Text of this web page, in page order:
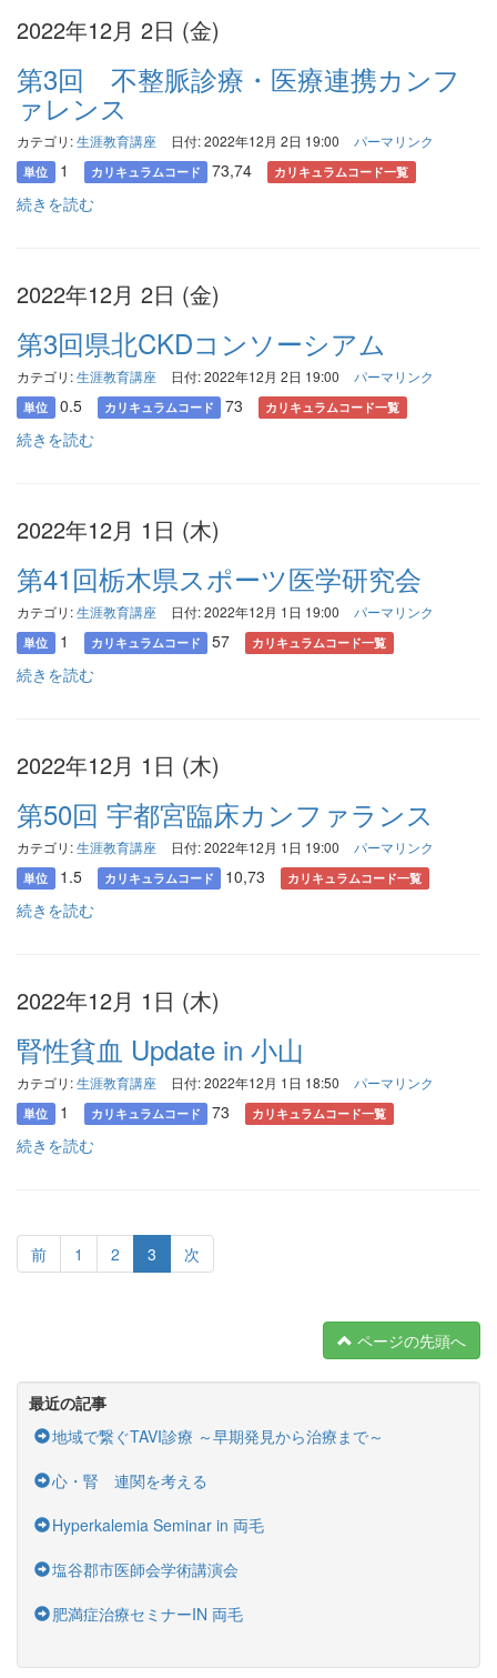
2022年12月 2日 (金)
第3回 不整脈診療・医療連携カンフ
ァレンス
カテゴリ:生涯教育講座 日付: 2022年12月 2日 19:00 パーマリンク
単位 1 カリキュラムコード 73,74 カリキュラムコード一覧
続きを読む
2022年12月 2日 (金)
第3回県北CKDコンソーシアム
カテゴリ:生涯教育講座 日付: 2022年12月 2日 19:00 パーマリンク
単位 0.5 カリキュラムコード 73 カリキュラムコード一覧
続きを読む
2022年12月 1日 (木)
第41回栃木県スポーツ医学研究会
カテゴリ:生涯教育講座 日付: 2022年12月 1日 19:00 パーマリンク
単位 1 カリキュラムコード 57 カリキュラムコード一覧
続きを読む
2022年12月 1日 (木)
第50回 宇都宮臨床カンファランス
カテゴリ:生涯教育講座 日付: 2022年12月 1日 19:00 パーマリンク
単位 1.5 カリキュラムコード 10,73 カリキュラムコード一覧
続きを読む
2022年12月 1日 (木)
腎性貧血 Update in 小山
カテゴリ:生涯教育講座 日付: 2022年12月 1日 18:50 パーマリンク
単位 1 カリキュラムコード 73 カリキュラムコード一覧
続きを読む
前 1 2 3 次
ページの先頭へ
最近の記事
地域で繋ぐTAVI診療 ～早期発見から治療まで～
心・腎 連関を考える
Hyperkalemia Seminar in 両毛
塩谷郡市医師会学術講演会
肥満症治療セミナーIN 両毛